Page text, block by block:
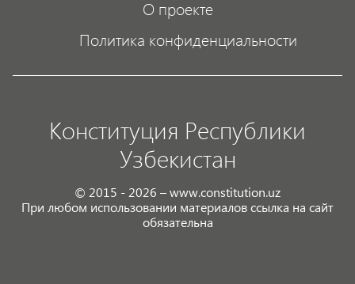
О проекте
Политика конфиденциальности
Конституция Республики
Узбекистан
© 2015 - 2026 – www.constitution.uz
При любом использовании материалов ссылка на сайт
обязательна